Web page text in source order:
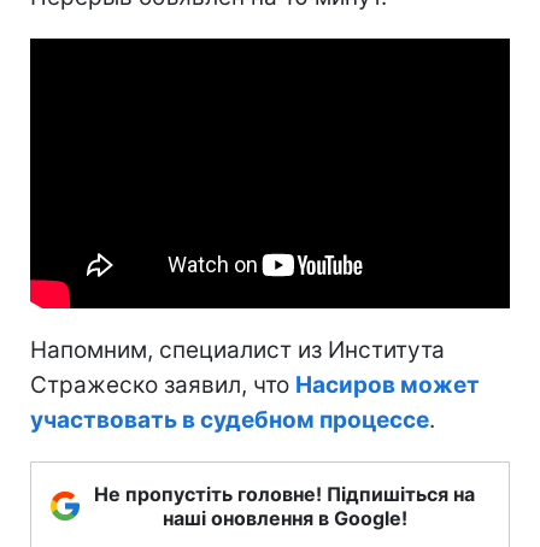
Напомним, специалист из Института
Стражеско заявил, что Насиров может
участвовать в судебном процессе.
Не пропустіть головне! Підпишіться на
наші оновлення в Google!